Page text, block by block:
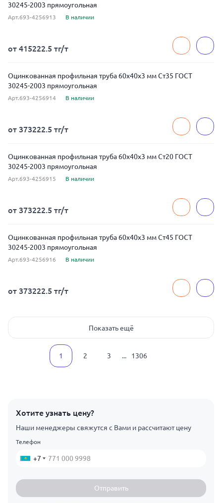
30245-2003 прямоугольная
Арт.693-4256913 В наличии
от 415222.5 тг/т
Оцинкованная профильная труба 60x40x3 мм Ст35 ГОСТ
30245-2003 прямоугольная
Арт.693-4256914 В наличии
от 373222.5 тг/т
Оцинкованная профильная труба 60x40x3 мм Ст20 ГОСТ
30245-2003 прямоугольная
Арт.693-4256915 В наличии
от 373222.5 тг/т
Оцинкованная профильная труба 60x40x3 мм Ст45 ГОСТ
30245-2003 прямоугольная
Арт.693-4256916 В наличии
от 373222.5 тг/т
Показать ещё
1 2 3 ... 1306
Хотите узнать цену?
Наши менеджеры свяжутся с Вами и рассчитают цену
Телефон
+7
Отправить